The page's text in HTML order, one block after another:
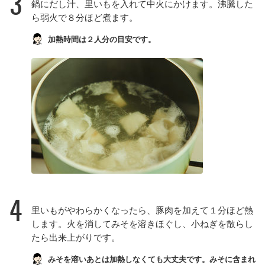
鍋にだし汁、里いもを入れて中火にかけます。沸騰した
ら弱火で８分ほど煮ます。
加熱時間は２人分の目安です。
4
里いもがやわらかくなったら、豚肉を加えて１分ほど熱
します。火を消してみそを溶きほぐし、小ねぎを散らし
たら出来上がりです。
みそを溶いあとは加熱しなくても大丈夫です。みそに含まれ